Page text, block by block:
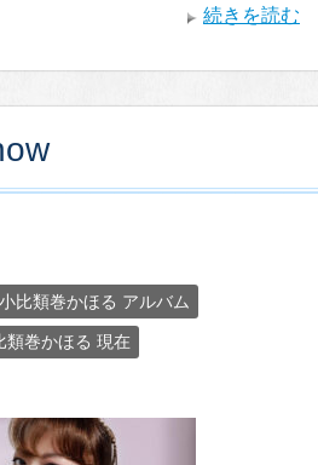
続きを読む
小比類巻かほる アルバム
類巻かほる 現在